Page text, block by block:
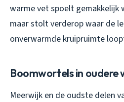
warme vet spoelt gemakkelijk
maar stolt verderop waar de
onverwarmde kruipruimte
Boomwortels in oudere
Meerwijk en de oudste delen